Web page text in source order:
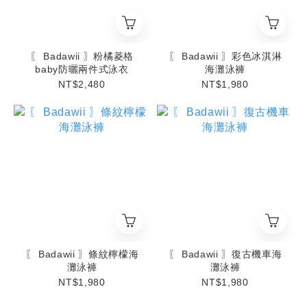
〖 Badawii 〗粉橘菱格
baby防曬兩件式泳衣
NT$2,480
〖 Badawii 〗彩色冰淇淋
海灘泳褲
NT$1,980
〖 Badawii 〗條紋檸檬海
灘泳褲
NT$1,980
〖 Badawii 〗復古機車海
灘泳褲
NT$1,980